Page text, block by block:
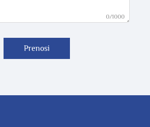
0/1000
Prenosi